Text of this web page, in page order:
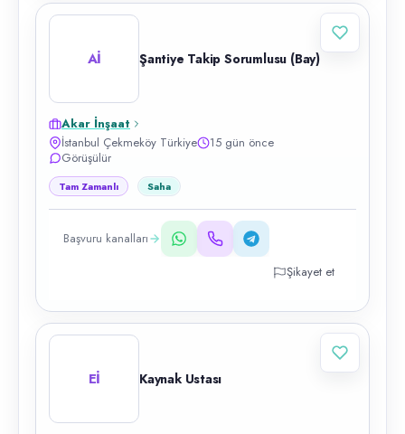
Aİ Şantiye Takip Sorumlusu (Bay)
Akar İnşaat
İstanbul Çekmeköy Türkiye
15 gün önce
Görüşülür
Tam Zamanlı Saha
Başvuru kanalları
Şikayet et
Eİ Kaynak Ustası